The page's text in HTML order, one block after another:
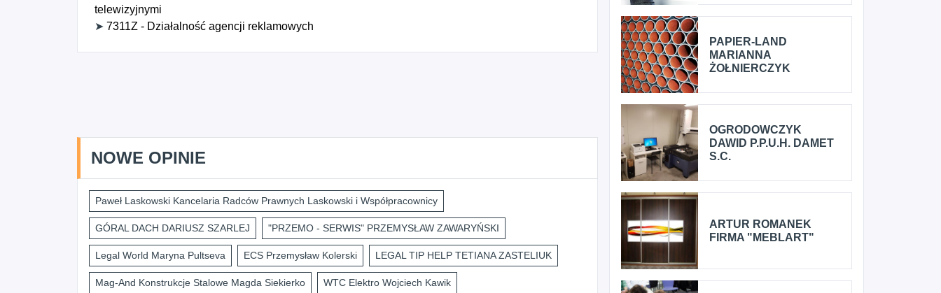
telewizyjnymi
➤ 7311Z - Działalność agencji reklamowych
NOWE OPINIE
Paweł Laskowski Kancelaria Radców Prawnych Laskowski i Współpracownicy
GÓRAL DACH DARIUSZ SZARLEJ "PRZEMO - SERWIS" PRZEMYSŁAW ZAWARYŃSKI
Legal World Maryna Pultseva ECS Przemysław Kolerski LEGAL TIP HELP TETIANA ZASTELIUK
Mag-And Konstrukcje Stalowe Magda Siekierko WTC Elektro Wojciech Kawik
PAPIER-LAND
MARIANNA
ŻOŁNIERCZYK
OGRODOWCZYK
DAWID P.P.U.H. DAMET
S.C.
ARTUR ROMANEK
FIRMA "MEBLART"